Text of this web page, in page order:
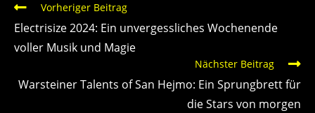
Vorheriger Beitrag
Electrisize 2024: Ein unvergessliches Wochenende
voller Musik und Magie
Nächster Beitrag
Warsteiner Talents of San Hejmo: Ein Sprungbrett für
die Stars von morgen